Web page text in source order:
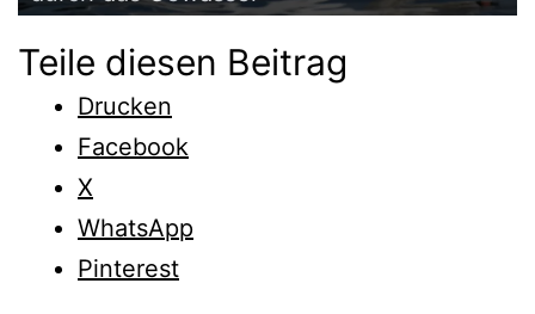
Teile diesen Beitrag
Drucken
Facebook
X
WhatsApp
Pinterest